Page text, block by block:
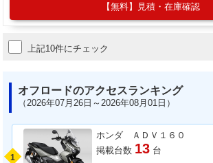
【無料】見積・在庫確認
上記10件にチェック
オフロードのアクセスランキング
（2026年07月26日～2026年08月01日）
1
ホンダ ＡＤＶ１６０
掲載台数 13 台